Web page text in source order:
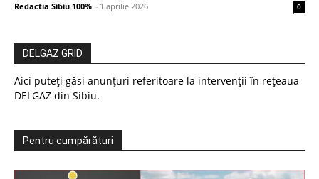
Redactia Sibiu 100% - 1 aprilie 2026 0
DELGAZ GRID
Aici puteți găsi anunțuri referitoare la intervenții în rețeaua
DELGAZ din Sibiu.
Pentru cumpărături